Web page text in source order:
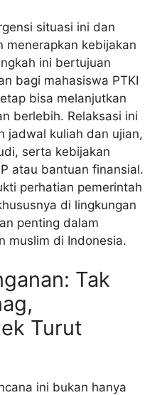
situasi ini dan
menerapkan kebijakan
ini bertujuan
bagi mahasiswa PTKI
bisa melanjutkan
berlebih. Relaksasi ini
jadwal kuliah dan ujian,
serta kebijakan
atau bantuan finansial.
perhatian pemerintah
di lingkungan
penting dalam
muslim di Indonesia.
Tak
Turut
ini bukan hanya